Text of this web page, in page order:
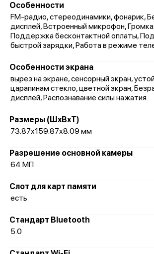
Особенности
FM-радио, стереодинамики, фонарик,
дисплей, Встроенный микрофон,
Поддержка бесконтактной оплаты,
быстрой зарядки, Работа в режиме
Особенности экрана
вырез на экране, сенсорный экран,
царапинам стекло, цветной экран,
дисплей, Распознавание силы нажатия
Размеры (ШxВxТ)
73.87x159.87x8.09 мм
Разрешение основной камеры
64 МП
Слот для карт памяти
есть
Стандарт Bluetooth
5.0